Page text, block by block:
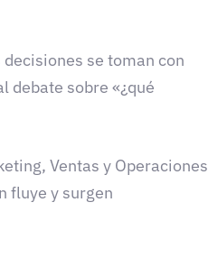
se toman con
debate sobre «¿qué
Ventas y Operaciones
fluye y surgen